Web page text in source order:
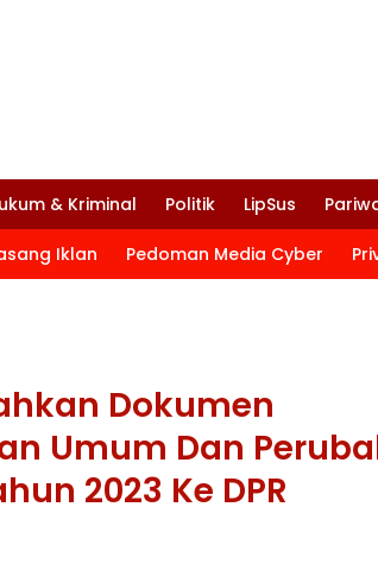
& Kriminal Politik LipSus
Iklan Pedoman Media Cyber
Dokumen
Umum Dan
2023 Ke DPR